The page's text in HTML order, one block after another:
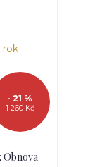
1 260 Kč
- 21 %
Obnova